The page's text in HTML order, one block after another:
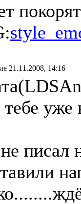
21.11.2008, 14:16
уже
писал